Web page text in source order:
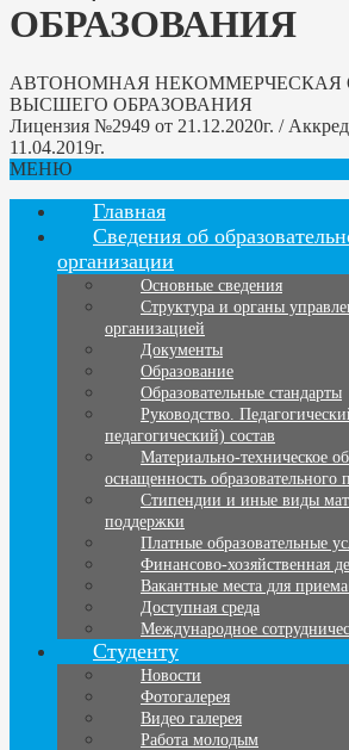
ОБРАЗОВАНИЯ
АВТОНОМНАЯ НЕКОММЕРЧЕСКАЯ
ВЫСШЕГО ОБРАЗОВАНИЯ
Лицензия №2949 от 21.12.2020г. /
11.04.2019г.
МЕНЮ
Главная
Сведения об
организации
Основные сведения
Структура и органы
организацией
Документы
Образование
Образовательные стандарты
Руководство.
педагогический) состав
Материально-техническое
оснащенность образовательного
Стипендии и иные виды
поддержки
Платные образовательные
Финансово-хозяйственная
Вакантные места для
Доступная среда
Международное
Студенту
Новости
Фотогалерея
Видео галерея
Работа молодым